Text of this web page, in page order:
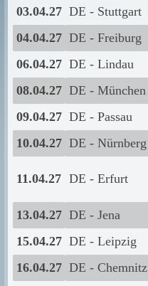
03.04.27 DE - Stuttgart
04.04.27 DE - Freiburg
06.04.27 DE - Lindau
08.04.27 DE - München
09.04.27 DE - Passau
10.04.27 DE - Nürnberg
11.04.27 DE - Erfurt
13.04.27 DE - Jena
15.04.27 DE - Leipzig
16.04.27 DE - Chemnitz